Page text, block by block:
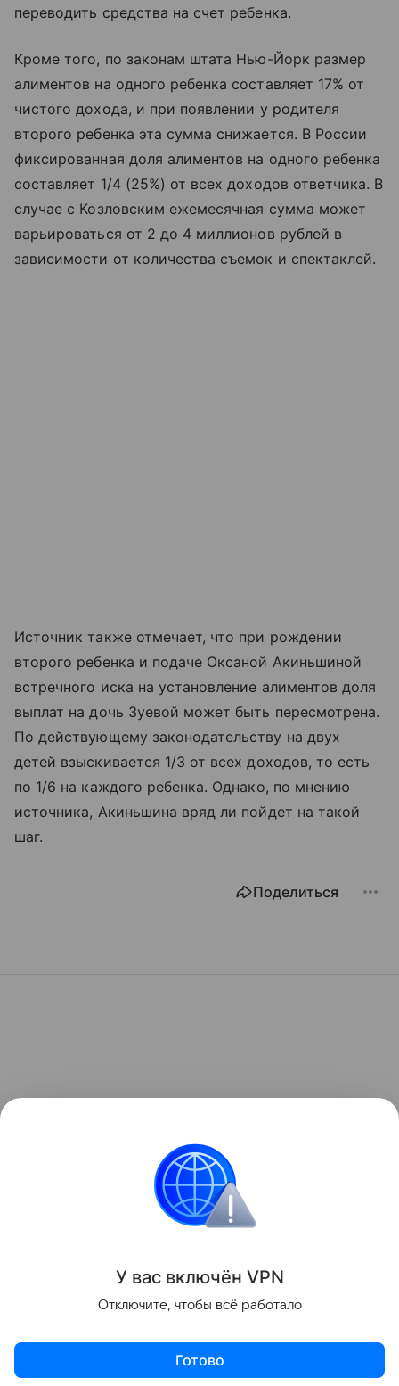
переводить средства на счет ребенка.
Кроме того, по законам штата Нью-Йорк размер
алиментов на одного ребенка составляет 17% от
чистого дохода, и при появлении у родителя
второго ребенка эта сумма снижается. В России
фиксированная доля алиментов на одного ребенка
составляет 1/4 (25%) от всех доходов ответчика. В
случае с Козловским ежемесячная сумма может
варьироваться от 2 до 4 миллионов рублей в
зависимости от количества съемок и спектаклей.
Источник также отмечает, что при рождении
второго ребенка и подаче Оксаной Акиньшиной
встречного иска на установление алиментов доля
выплат на дочь Зуевой может быть пересмотрена.
По действующему законодательству на двух
детей взыскивается 1/3 от всех доходов, то есть
по 1/6 на каждого ребенка. Однако, по мнению
источника, Акиньшина вряд ли пойдет на такой
шаг.
Поделиться
У вас включён VPN
Отключите, чтобы всё работало
Готово